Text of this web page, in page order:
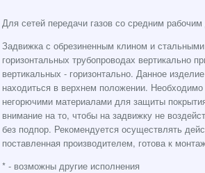
Для сетей передачи газов со средним
Задвижка с обрезиненным клином и
горизонтальных трубопроводах вертикально
вертикальных - горизонтально. Данное
находиться в верхнем положении.
негорючими материалами для защиты
внимание на то, чтобы на задвижку не
без подпор. Рекомендуется осуществлять
поставленная производителем, готова к
* - возможны другие исполнения